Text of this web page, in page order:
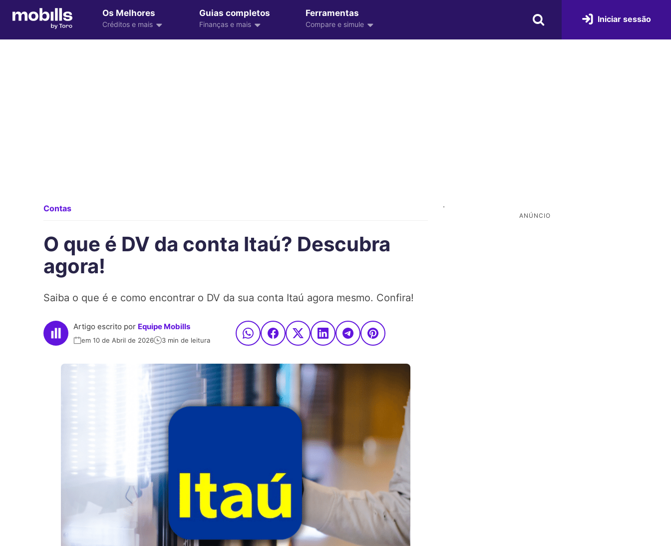
Os Melhores
Créditos e mais
Guias completos
Finanças e mais
Ferramentas
Compare e simule
Iniciar sessão
Contas
O que é DV da conta Itaú? Descubra
agora!
Saiba o que é e como encontrar o DV da sua conta Itaú agora mesmo. Confira!
Artigo escrito por Equipe Mobills
em 10 de Abril de 2026 3 min de leitura
.